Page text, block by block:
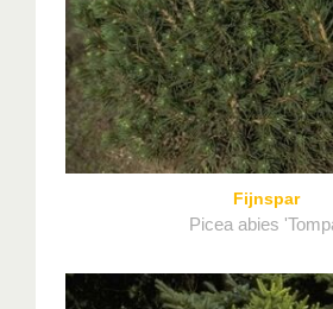
Fijnspar
Picea abies